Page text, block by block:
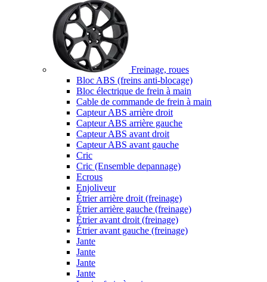
Freinage, roues
Bloc ABS (freins anti-blocage)
Bloc électrique de frein à main
Cable de commande de frein à main
Capteur ABS arrière droit
Capteur ABS arrière gauche
Capteur ABS avant droit
Capteur ABS avant gauche
Cric
Cric (Ensemble depannage)
Ecrous
Enjoliveur
Étrier arrière droit (freinage)
Étrier arrière gauche (freinage)
Étrier avant droit (freinage)
Étrier avant gauche (freinage)
Jante
Jante
Jante
Jante